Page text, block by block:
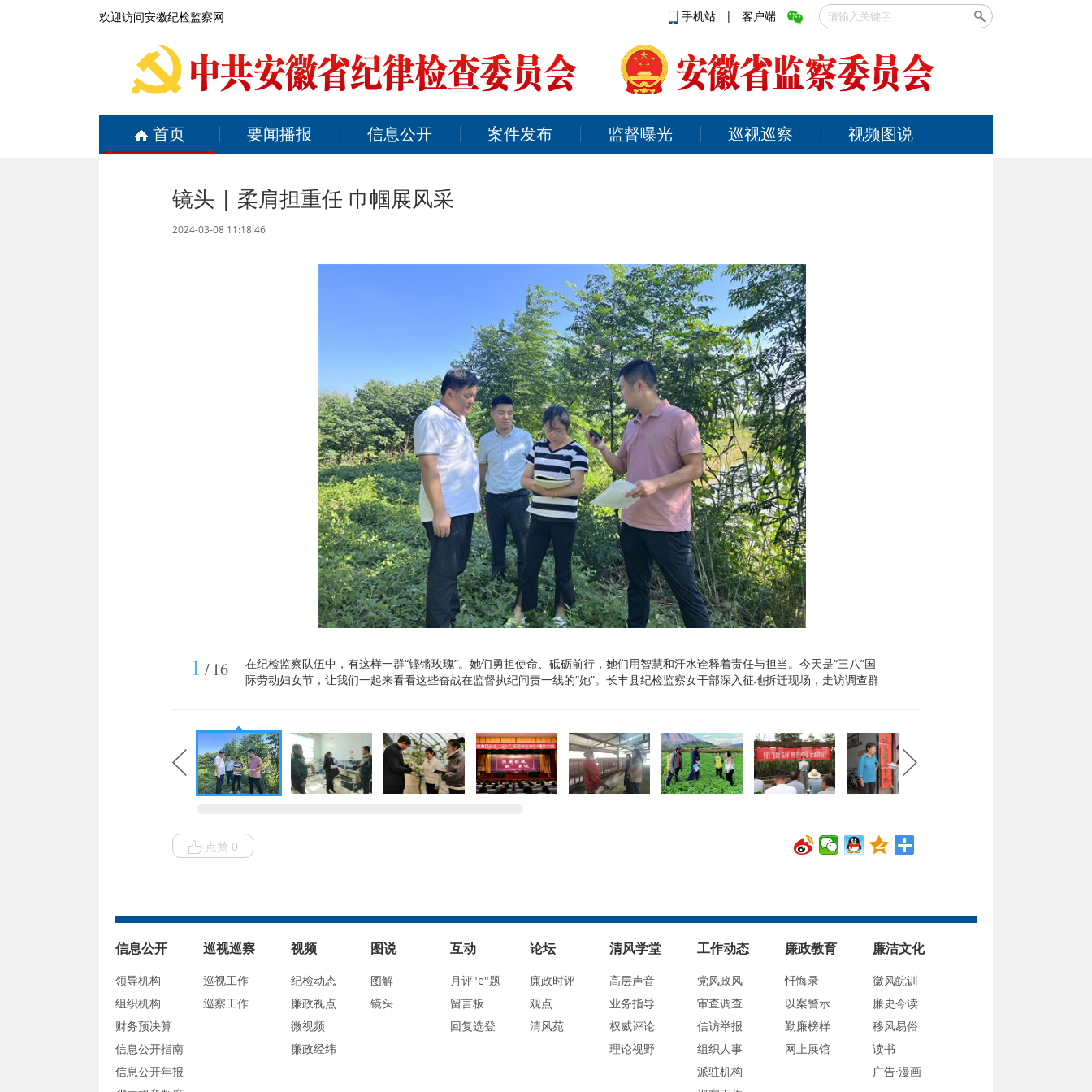
欢迎访问安徽纪检监察网 手机站 | 客户端
首页 要闻播报 信息公开 案件发布 监督曝光 巡视巡察 视频图说
镜头 | 柔肩担重任 巾帼展风采
2024-03-08 11:18:46
1 / 16
在纪检监察队伍中，有这样一群“铿锵玫瑰”。她们勇担使命、砥砺前行，她们用智慧和汗水诠释着责任与担当。今天是“三八”国
际劳动妇女节，让我们一起来看看这些奋战在监督执纪问责一线的“她”。长丰县纪检监察女干部深入征地拆迁现场，走访调查群
点赞 0
信息公开
领导机构
组织机构
财务预决算
信息公开指南
信息公开年报
巡视巡察
巡视工作
巡察工作
视频
纪检动态
廉政视点
微视频
廉政经纬
图说
图解
镜头
互动
月评"e"题
留言板
回复选登
论坛
廉政时评
观点
清风苑
清风学堂
高层声音
业务指导
权威评论
理论视野
工作动态
党风政风
审查调查
信访举报
组织人事
派驻机构
廉政教育
忏悔录
以案警示
勤廉榜样
网上展馆
廉洁文化
徽风皖训
廉史今读
移风易俗
读书
广告·漫画